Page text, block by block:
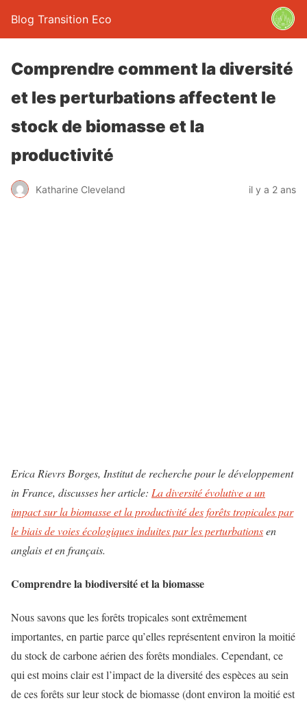
Blog Transition Eco
Comprendre comment la diversité
et les perturbations affectent le
stock de biomasse et la
productivité
Katharine Cleveland il y a 2 ans
Erica Rievrs Borges, Institut de recherche pour le développement
in France, discusses her article: La diversité évolutive a un
impact sur la biomasse et la productivité des forêts tropicales par
le biais de voies écologiques induites par les perturbationsen
anglais et en français.
Comprendre la biodiversité et la biomasse
Nous savons que les forêts tropicales sont extrêmement
importantes, en partie parce qu’elles représentent environ la moitié
du stock de carbone aérien des forêts mondiales. Cependant, ce
qui est moins clair est l’impact de la diversité des espèces au sein
de ces forêts sur leur stock de biomasse (dont environ la moitié est